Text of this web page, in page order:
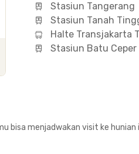
Stasiun Tangerang
Stasiun Tanah
Halte Transjakarta
Stasiun Batu Ceper
bisa menjadwakan visit ke hunian